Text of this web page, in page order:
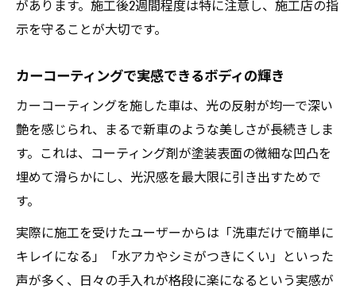
があります。施工後2週間程度は特に注意し、施工店の指
示を守ることが大切です。
カーコーティングで実感できるボディの輝き
カーコーティングを施した車は、光の反射が均一で深い
艶を感じられ、まるで新車のような美しさが長続きしま
す。これは、コーティング剤が塗装表面の微細な凹凸を
埋めて滑らかにし、光沢感を最大限に引き出すためで
す。
実際に施工を受けたユーザーからは「洗車だけで簡単に
キレイになる」「水アカやシミがつきにくい」といった
声が多く、日々の手入れが格段に楽になるという実感が